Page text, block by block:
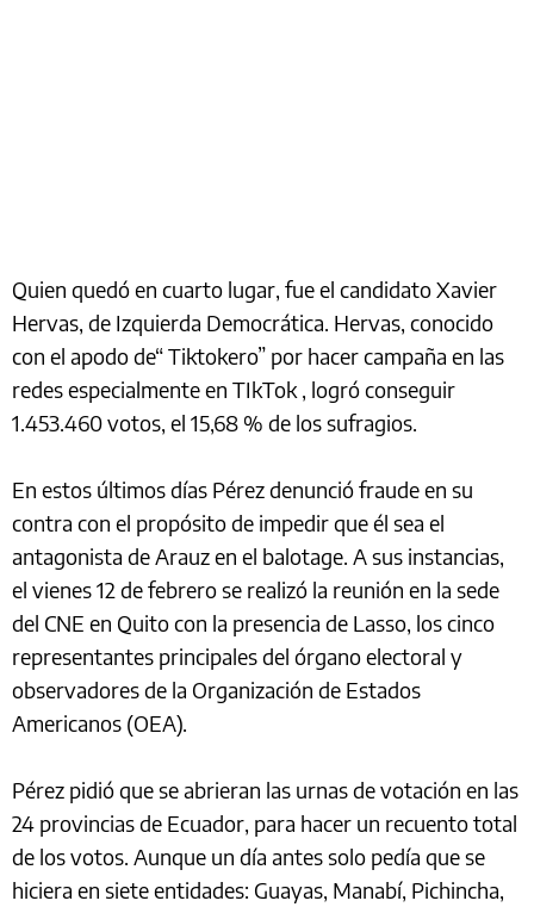
Quien quedó en cuarto lugar, fue el candidato Xavier
Hervas, de Izquierda Democrática. Hervas, conocido
con el apodo de“ Tiktokero” por hacer campaña en las
redes especialmente en TIkTok , logró conseguir
1.453.460 votos, el 15,68 % de los sufragios.
En estos últimos días Pérez denunció fraude en su
contra con el propósito de impedir que él sea el
antagonista de Arauz en el balotage. A sus instancias,
el vienes 12 de febrero se realizó la reunión en la sede
del CNE en Quito con la presencia de Lasso, los cinco
representantes principales del órgano electoral y
observadores de la Organización de Estados
Americanos (OEA).
Pérez pidió que se abrieran las urnas de votación en las
24 provincias de Ecuador, para hacer un recuento total
de los votos. Aunque un día antes solo pedía que se
hiciera en siete entidades: Guayas, Manabí, Pichincha,